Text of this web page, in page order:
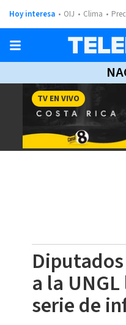
Hoy interesa OIJ Clima
TV EN VIVO
a la
serie de